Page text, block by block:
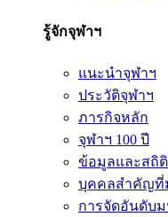
รู้จักจุฬาฯ
แนะนำจุฬาฯ
ประวัติจุฬาฯ
ภารกิจหลัก
จุฬาฯ 100 ปี
ข้อมูลและสถิติ
บุคคลสำคัญที่
การจัดอันดับ